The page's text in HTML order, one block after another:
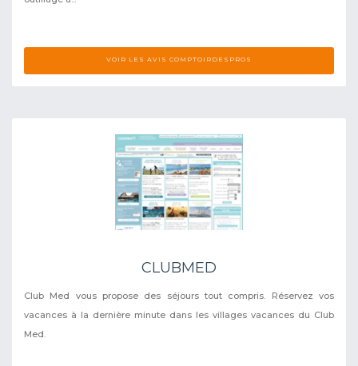
VOIR LES AVIS COMPTOIRDESPROS
CLUBMED
Club Med vous propose des séjours tout compris. Réservez vos
vacances à la dernière minute dans les villages vacances du Club
Med.